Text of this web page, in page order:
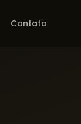
Contato